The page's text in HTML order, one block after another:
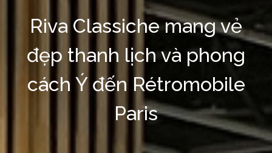
Riva Classiche mang vẻ
đẹp thanh lịch và phong
cách Ý đến Rétromobile
Paris